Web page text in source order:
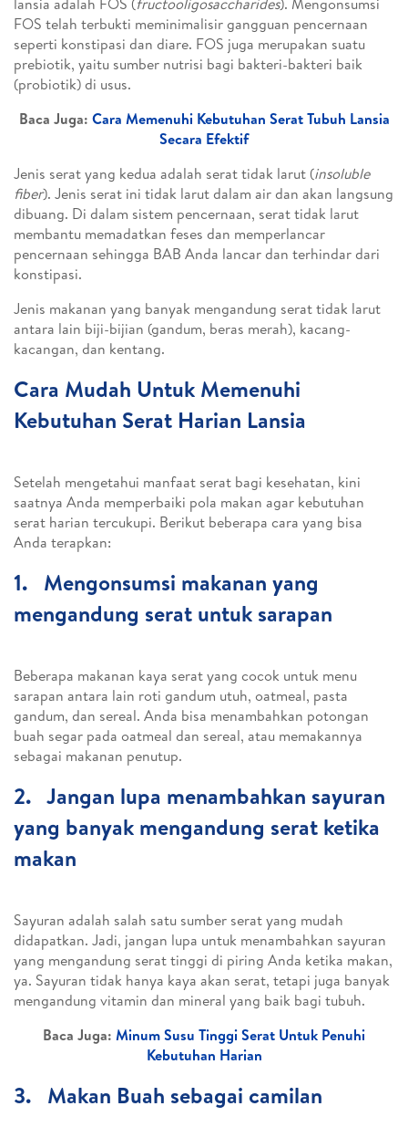
FOS telah terbukti meminimalisir gangguan pencernaan
seperti konstipasi dan diare. FOS juga merupakan suatu
prebiotik, yaitu sumber nutrisi bagi bakteri-bakteri baik
(probiotik) di usus.
Baca Juga: Cara Memenuhi Kebutuhan Serat Tubuh Lansia
Secara Efektif
Jenis serat yang kedua adalah serat tidak larut (insoluble
fiber). Jenis serat ini tidak larut dalam air dan akan langsung
dibuang. Di dalam sistem pencernaan, serat tidak larut
membantu memadatkan feses dan memperlancar
pencernaan sehingga BAB Anda lancar dan terhindar dari
konstipasi.
Jenis makanan yang banyak mengandung serat tidak larut
antara lain biji-bijian (gandum, beras merah), kacang-
kacangan, dan kentang.
Cara Mudah Untuk Memenuhi
Kebutuhan Serat Harian Lansia
Setelah mengetahui manfaat serat bagi kesehatan, kini
saatnya Anda memperbaiki pola makan agar kebutuhan
serat harian tercukupi. Berikut beberapa cara yang bisa
Anda terapkan:
1. Mengonsumsi makanan yang
mengandung serat untuk sarapan
Beberapa makanan kaya serat yang cocok untuk menu
sarapan antara lain roti gandum utuh, oatmeal, pasta
gandum, dan sereal. Anda bisa menambahkan potongan
buah segar pada oatmeal dan sereal, atau memakannya
sebagai makanan penutup.
2. Jangan lupa menambahkan sayuran
yang banyak mengandung serat ketika
makan
Sayuran adalah salah satu sumber serat yang mudah
didapatkan. Jadi, jangan lupa untuk menambahkan sayuran
yang mengandung serat tinggi di piring Anda ketika makan,
ya. Sayuran tidak hanya kaya akan serat, tetapi juga banyak
mengandung vitamin dan mineral yang baik bagi tubuh.
Baca Juga: Minum Susu Tinggi Serat Untuk Penuhi
Kebutuhan Harian
3. Makan Buah sebagai camilan